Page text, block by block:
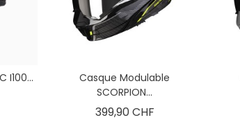
I100...
Casque Modulable
SCORPION...
399,90 CHFPrix